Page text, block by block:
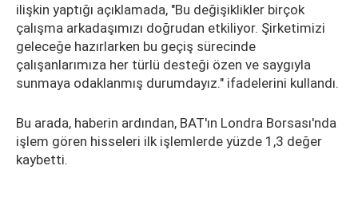
ilişkin yaptığı açıklamada, "Bu değişiklikler birçok
çalışma arkadaşımızı doğrudan etkiliyor. Şirketimizi
geleceğe hazırlarken bu geçiş sürecinde
çalışanlarımıza her türlü desteği özen ve saygıyla
sunmaya odaklanmış durumdayız." ifadelerini kullandı.
Bu arada, haberin ardından, BAT'ın Londra Borsası'nda
işlem gören hisseleri ilk işlemlerde yüzde 1,3 değer
kaybetti.